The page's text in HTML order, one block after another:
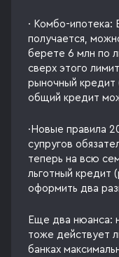
· Комбо-ипотека:
получается,
берете 6 млн по
сверх этого
рыночный кредит
общий кредит
·Новые правила
супругов
теперь на всю
льготный кредит
оформить два
Еще два нюанса:
тоже действует
банках